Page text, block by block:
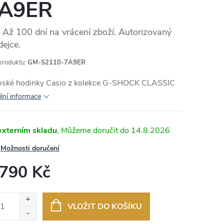
Až 100 dní na vrácení zboží. Autorizovaný
GM-S2110-7A9ER
hodinky Casio z kolekce G-SHOCK CLASSIC
informace
skladu 14.8.2026
Možnosti doručení
Kč
VLOŽIT DO KOŠÍKU